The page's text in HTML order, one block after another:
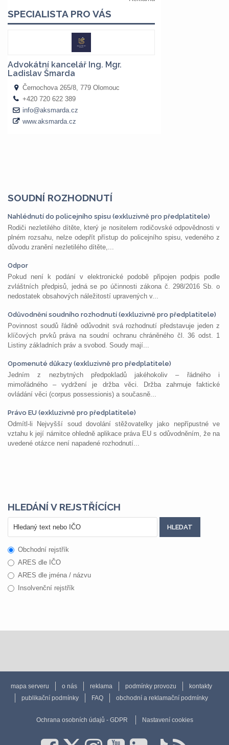
SOUDNÍ ROZHODNUTÍ
Nahlédnutí do policejního spisu (exkluzivně pro předplatitele)
Rodiči nezletilého dítěte, který je nositelem rodičovské odpovědnosti v
plném rozsahu, nelze odepřít přístup do policejního spisu, vedeného z
důvodu zranění nezletilého dítěte,...
Odpor
Pokud není k podání v elektronické podobě připojen podpis podle
zvláštních předpisů, jedná se po účinnosti zákona č. 298/2016 Sb. o
nedostatek obsahových náležitostí upravených v...
Odůvodnění soudního rozhodnutí (exkluzivně pro předplatitele)
Povinnost soudů řádně odůvodnit svá rozhodnutí představuje jeden z
klíčových prvků práva na soudní ochranu chráněného čl. 36 odst. 1
Listiny základních práv a svobod. Soudy mají...
Opomenuté důkazy (exkluzivně pro předplatitele)
Jedním z nezbytných předpokladů jakéhokoliv – řádného i
mimořádného – vydržení je držba věci. Držba zahrnuje faktické
ovládání věci (corpus possessionis) a současně...
Právo EU (exkluzivně pro předplatitele)
Odmítl-li Nejvyšší soud dovolání stěžovatelky jako nepřípustné ve
vztahu k její námitce ohledně aplikace práva EU s odůvodněním, že na
uvedené otázce není napadené rozhodnutí...
HLEDÁNÍ V REJSTŘÍCÍCH
Obchodní rejstřík
ARES dle IČO
ARES dle jména / názvu
Insolvenční rejstřík
mapa serveru o nás reklama podmínky provozu
kontakty
publikační podmínky
FAQ obchodní a reklamační podmínky
Ochrana osobních údajů - GDPR Nastavení cookies